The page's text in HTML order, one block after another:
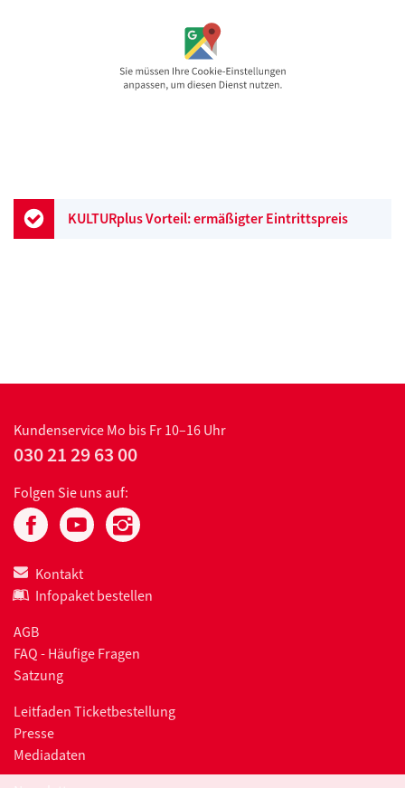
KULTURplus Vorteil: ermäßigter Eintrittspreis
KundenserviceMo bis Fr 10–16 Uhr
030 21 29 63 00
Folgen Sie uns auf:
Kontakt
Infopaket bestellen
AGB
FAQ - Häufige Fragen
Satzung
Leitfaden Ticketbestellung
Presse
Mediadaten